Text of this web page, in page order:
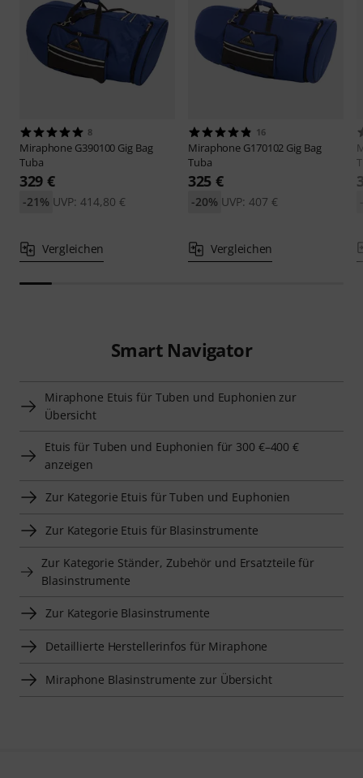
8
Miraphone G390100 Gig Bag
Tuba
329 €
UVP: 414,80 €
-21%
Vergleichen
16
Miraphone G170102 Gig Bag
Tuba
325 €
UVP: 407 €
-20%
Vergleichen
Smart Navigator
Miraphone Etuis für Tuben und Euphonien zur
Übersicht
Etuis für Tuben und Euphonien für 300 €–400 €
anzeigen
Zur Kategorie Etuis für Tuben und Euphonien
Zur Kategorie Etuis für Blasinstrumente
Zur Kategorie Ständer, Zubehör und Ersatzteile für
Blasinstrumente
Zur Kategorie Blasinstrumente
Detaillierte Herstellerinfos für Miraphone
Miraphone Blasinstrumente zur Übersicht